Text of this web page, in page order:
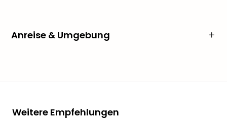
Anreise & Umgebung
Weitere Empfehlungen